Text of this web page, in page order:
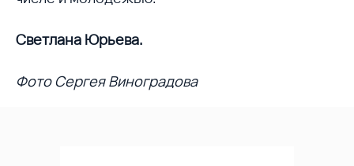
Светлана Юрьева.
Фото Сергея Виноградова